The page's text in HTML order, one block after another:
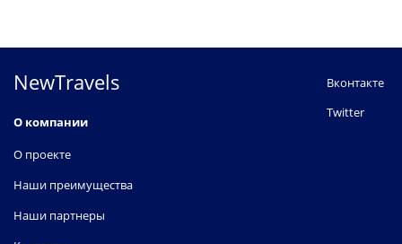
NewTravels
О компании
О проекте
Наши преимущества
Наши партнеры
Вконтакте
Twitter